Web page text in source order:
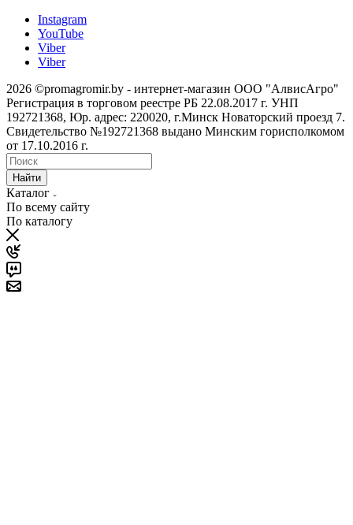
Instagram
YouTube
Viber
Viber
2026 ©promagromir.by - интернет-магазин ООО "АлвисАгро"
Регистрация в торговом реестре РБ 22.08.2017 г. УНП
192721368, Юр. адрес: 220020, г.Минск Новаторский проезд 7.
Свидетельство №192721368 выдано Минским горисполкомом
от 17.10.2016 г.
Найти
Каталог
По всему сайту
По каталогу